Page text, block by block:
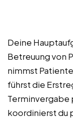
Deine
Betreuung von
nimmst
führst die
Terminvergabe
koordinierst du